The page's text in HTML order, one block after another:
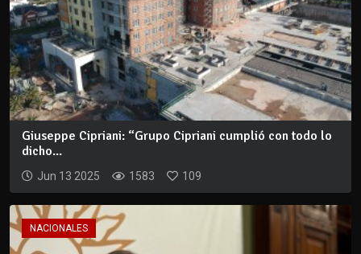
Giuseppe Cipriani: “Grupo Cipriani cumplió con todo lo
dicho...
Jun 13 2025 1583 109
NACIONALES